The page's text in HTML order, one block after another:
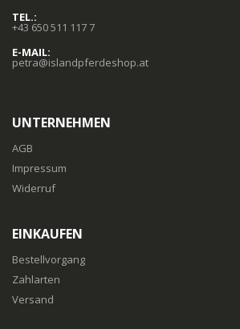
TEL.:
+43 650 511 117 7
E-MAIL:
petra@islandpferdeshop.at
UNTERNEHMEN
AGB
Impressum
Widerruf
EINKAUFEN
Bestellvorgang
Zahlarten
Versand